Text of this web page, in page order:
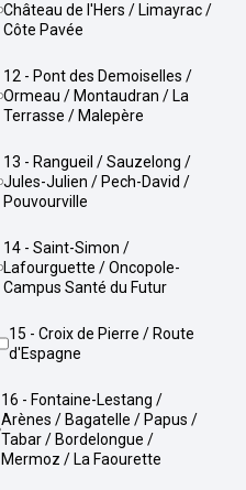
Château de l'Hers / Limayrac /
Côte Pavée
12 - Pont des Demoiselles /
Ormeau / Montaudran / La
Terrasse / Malepère
13 - Rangueil / Sauzelong /
Jules-Julien / Pech-David /
Pouvourville
14 - Saint-Simon /
Lafourguette / Oncopole-
Campus Santé du Futur
15 - Croix de Pierre / Route
d'Espagne
16 - Fontaine-Lestang /
Arènes / Bagatelle / Papus /
Tabar / Bordelongue /
Mermoz / La Faourette